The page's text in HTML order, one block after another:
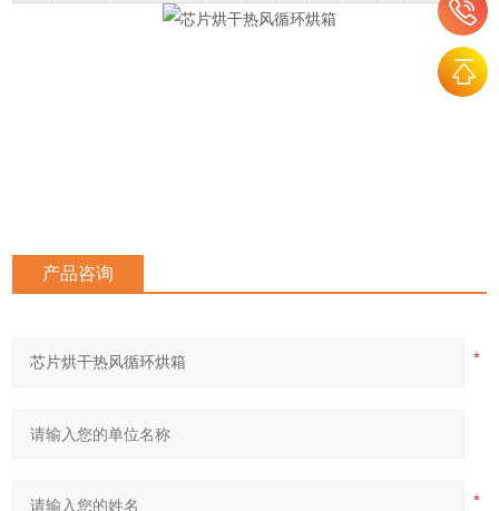
产品咨询